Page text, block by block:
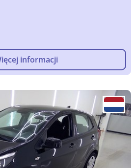
informacji